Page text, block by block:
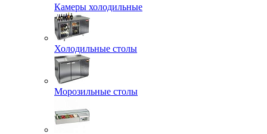
Камеры холодильные
Холодильные столы
Морозильные столы